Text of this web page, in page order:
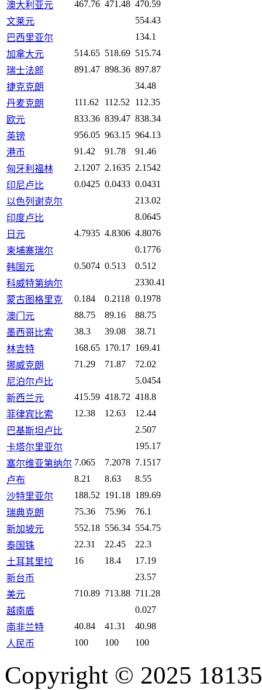
澳大利亚元 467.76 471.48 470.59
文莱元
554.43
巴西里亚尔
134.1
加拿大元
514.65 518.69 515.74
瑞士法郎
891.47 898.36 897.87
捷克克朗
34.48
丹麦克朗
111.62 112.52
112.35
欧元
833.36 839.47 838.34
英镑
956.05 963.15 964.13
港币
91.42 91.78
91.46
匈牙利福林
2.1207 2.1635 2.1542
印尼卢比
0.0425 0.0433 0.0431
以色列谢克尔
213.02
印度卢比
8.0645
日元
4.7935 4.8306 4.8076
柬埔寨瑞尔
0.1776
韩国元
0.5074 0.513
0.512
科威特第纳尔
2330.41
蒙古图格里克
0.184 0.2118 0.1978
澳门元
88.75 89.16
88.75
墨西哥比索
38.3 39.08
38.71
林吉特
168.65 170.17 169.41
挪威克朗
71.29 71.87
72.02
尼泊尔卢比
5.0454
新西兰元
415.59 418.72 418.8
菲律宾比索
12.38 12.63
12.44
巴基斯坦卢比
2.507
卡塔尔里亚尔
195.17
塞尔维亚第纳尔 7.065 7.2078 7.1517
卢布
8.21 8.63
8.55
沙特里亚尔
188.52 191.18 189.69
瑞典克朗
75.36 75.96
76.1
新加坡元
552.18 556.34 554.75
泰国铢
22.31 22.45
22.3
土耳其里拉
16 18.4
17.19
新台币
23.57
美元
710.89 713.88 711.28
越南盾
0.027
南非兰特
40.84 41.31
40.98
人民币
100 100 100
Copyright © 2025